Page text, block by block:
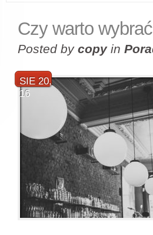
Czy warto
Posted by copyin
SIE 20,
16